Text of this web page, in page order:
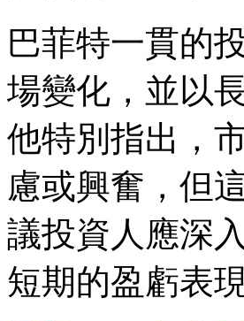
巴菲特一貫的
場變化，並以
他特別指出，
慮或興奮，但
議投資人應深
短期的盈虧表現